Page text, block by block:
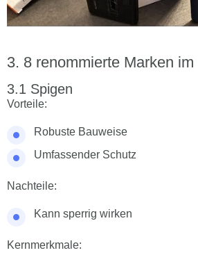
8 renommierte Marken
Spigen
Vorteile:
Robuste Bauweise
Umfassender Schutz
Nachteile:
Kann sperrig wirken
Kernmerkmale: